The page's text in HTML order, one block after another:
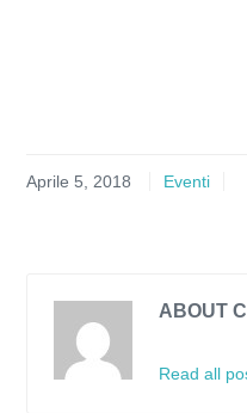
Aprile 5, 2018 Eventi
ABOUT
Read all